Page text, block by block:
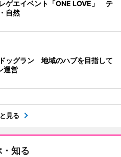
ゲエイベント「ONE LOVE」 テ
自然
ッグラン 地域のハブを目指して
運営
見る
知る